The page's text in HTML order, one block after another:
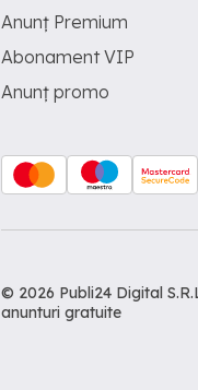
Anunț Premium
Abonament VIP
Anunț promo
© 2026 Publi24 Digital
anunturi gratuite